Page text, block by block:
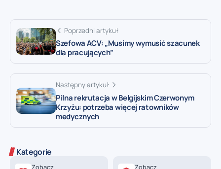
Poprzedni artykuł
Szefowa ACV: „Musimy wymusić szacunek
dla pracujących”
Następny artykuł
Pilna rekrutacja w Belgijskim Czerwonym
Krzyżu: potrzeba więcej ratowników
medycznych
Kategorie
Zobacz Zobacz